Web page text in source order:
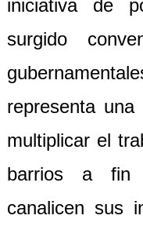
iniciativa de
surgido
representa
multiplicar el
barrios a fin
canalicen sus